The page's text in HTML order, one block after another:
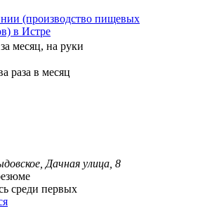
(производство пищевых
в Истре
за месяц, на руки
раза в месяц
Дачная улица, 8
среди первых